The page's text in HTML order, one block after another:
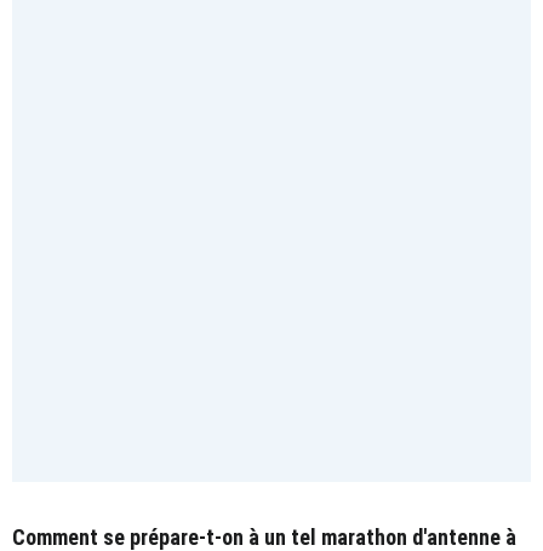
Comment se prépare-t-on à un tel marathon d'antenne à